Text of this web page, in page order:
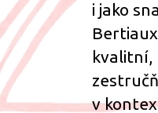
i jako
kvalitní,
v